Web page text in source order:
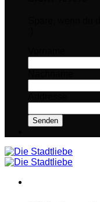
Senden